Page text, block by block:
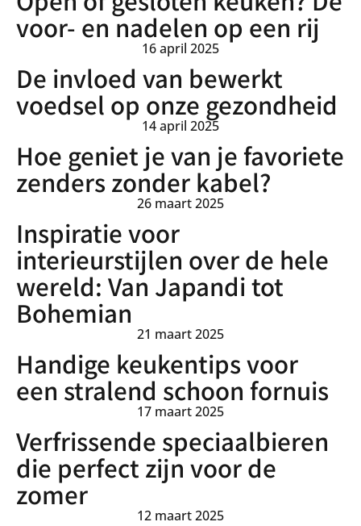
voor- en nadelen op een rij
16 april 2025
De invloed van bewerkt
voedsel op onze gezondheid
14 april 2025
Hoe geniet je van je favoriete
zenders zonder kabel?
26 maart 2025
Inspiratie voor
interieurstijlen over de hele
wereld: Van Japandi tot
Bohemian
21 maart 2025
Handige keukentips voor
een stralend schoon fornuis
17 maart 2025
Verfrissende speciaalbieren
die perfect zijn voor de
zomer
12 maart 2025